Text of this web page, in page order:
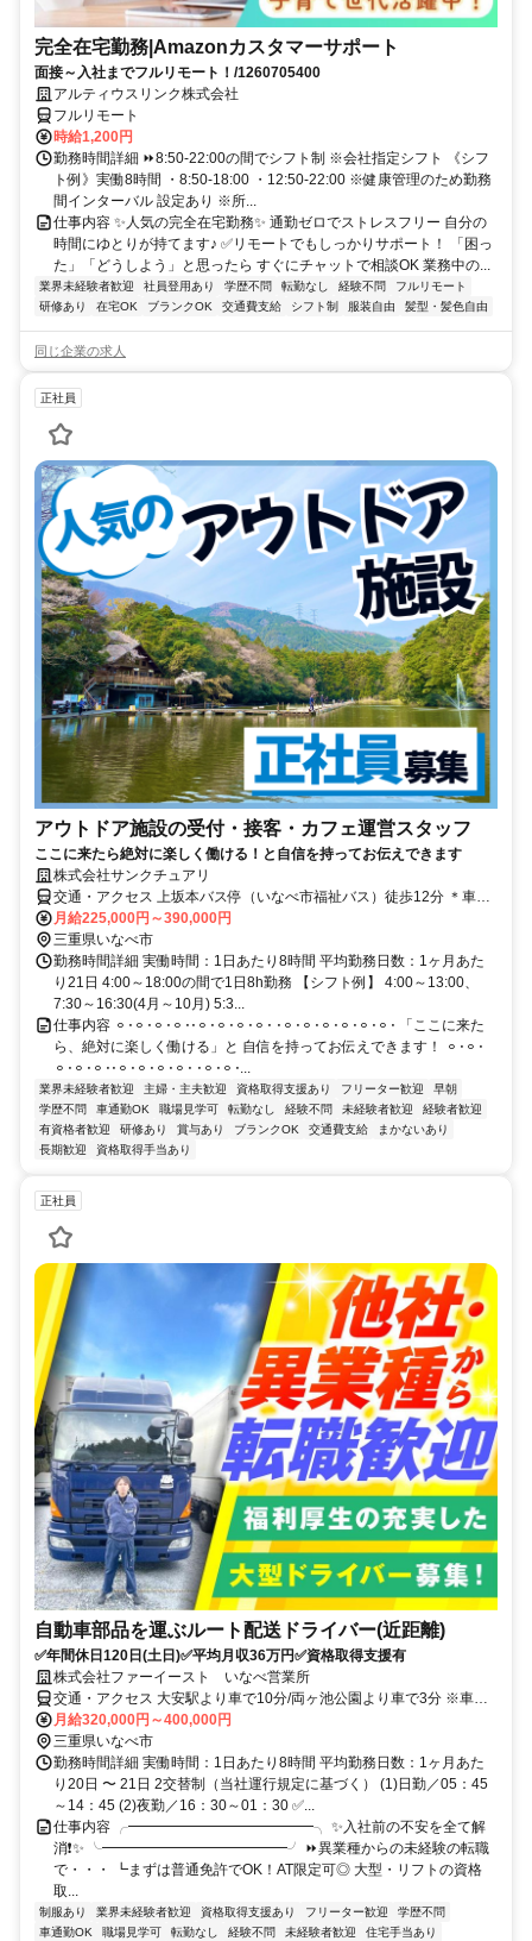
完全在宅勤務|Amazonカスタマーサポート
面接～入社までフルリモート！/1260705400
アルティウスリンク株式会社
フルリモート
時給1,200円
勤務時間詳細 ⏩8:50-22:00の間でシフト制 ※会社指定シフト 《シフ
ト例》実働8時間 ・8:50-18:00 ・12:50-22:00 ※健康管理のため勤務
間インターバル 設定あり ※所...
仕事内容 ✨人気の完全在宅勤務✨ 通勤ゼロでストレスフリー 自分の
時間にゆとりが持てます♪ ✅リモートでもしっかりサポート！ 「困っ
た」「どうしよう」と思ったら すぐにチャットで相談OK 業務中の...
業界未経験者歓迎 社員登用あり 学歴不問 転勤なし 経験不問
フルリモート
研修あり
在宅OK ブランクOK 交通費支給 シフト制 服装自由 髪型・髪色自由
同じ企業の求人
正社員
アウトドア施設の受付・接客・カフェ運営スタッフ
ここに来たら絶対に楽しく働ける！と自信を持ってお伝えできます
株式会社サンクチュアリ
交通・アクセス 上坂本バス停（いなべ市福祉バス）徒歩12分 ＊車通
勤OK
月給225,000円～390,000円
三重県いなべ市
勤務時間詳細 実働時間：1日あたり8時間 平均勤務日数：1ヶ月あた
り21日 4:00～18:00の間で1日8h勤務 【シフト例】 4:00～13:00、
7:30～16:30(4月～10月) 5:3...
仕事内容 𐄙𐄁𐄙𐄁𐄙𐄁𐄙𐄁𐄁𐄙𐄁𐄙𐄁𐄙𐄁𐄙𐄁 𐄁𐄙𐄁𐄙𐄁𐄙𐄁𐄙𐄁𐄙𐄁𐄙𐄁 「ここに来た
ら、絶対に楽しく働ける」と 自信を持ってお伝えできます！ 𐄙𐄁𐄙𐄁
𐄙𐄁𐄙𐄁𐄙𐄁𐄁𐄙𐄁𐄙𐄁𐄙𐄁𐄙𐄁 𐄁𐄙𐄁𐄙𐄁...
業界未経験者歓迎 主婦・主夫歓迎 資格取得支援あり フリーター歓迎
早朝
学歴不問
車通勤OK 職場見学可 転勤なし 経験不問 未経験者歓迎
経験者歓迎
有資格者歓迎
研修あり 賞与あり ブランクOK 交通費支給
まかないあり
長期歓迎
資格取得手当あり
正社員
自動車部品を運ぶルート配送ドライバー(近距離)
✅年間休日120日(土日)✅平均月収36万円✅資格取得支援有
株式会社ファーイースト いなべ営業所
交通・アクセス 大安駅より車で10分/両ヶ池公園より車で3分 ※車通
勤ＯＫ(無料駐車場あり)
月給320,000円～400,000円
三重県いなべ市
勤務時間詳細 実働時間：1日あたり8時間 平均勤務日数：1ヶ月あた
り20日 〜 21日 2交替制（当社運行規定に基づく） (1)日勤／05：45
～14：45 (2)夜勤／16：30～01：30 ✅...
仕事内容 ╭━━━━━━━━━━━━━╮ ✨入社前の不安を全て解
消❗✨ ╰━━━━━━━━━━━━━╯ ⏩異業種からの未経験の転職
で・・・ ┗まずは普通免許でOK！AT限定可◎ 大型・リフトの資格
取...
制服あり 業界未経験者歓迎 資格取得支援あり フリーター歓迎
学歴不問
車通勤OK
職場見学可 転勤なし 経験不問 未経験者歓迎
住宅手当あり